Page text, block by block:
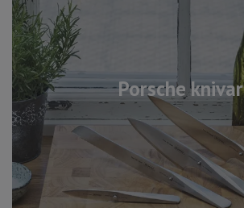
Porsche knivar